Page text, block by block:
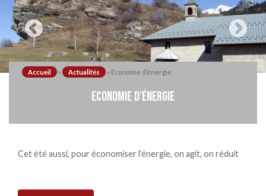
Accueil » Actualités » Economie d’énergie
ECONOMIE D’ÉNERGIE
Cet été aussi, pour économiser l’énergie, on agit, on réduit